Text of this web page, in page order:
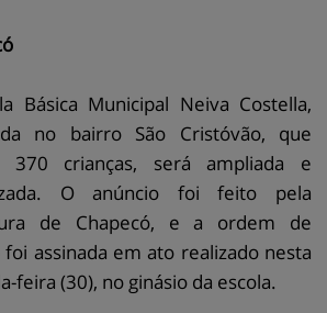
Básica Municipal Neiva Costella,
no bairro São Cristóvão, que
370 crianças, será ampliada e
O anúncio foi feito pela
de Chapecó, e a ordem de
foi assinada em ato realizado nesta
feira (30), no ginásio da escola.